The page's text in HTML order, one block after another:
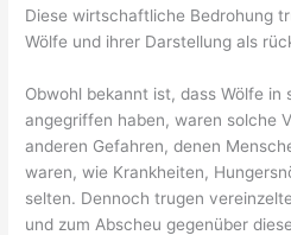
Diese wirtschaftliche Bedrohung
Wölfe und ihrer Darstellung als
Obwohl bekannt ist, dass Wölfe in
angegriffen haben, waren solche
anderen Gefahren, denen
waren, wie Krankheiten,
selten. Dennoch trugen
und zum Abscheu gegenüber